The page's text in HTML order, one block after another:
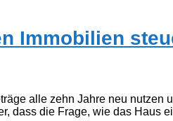
Immobilien
alle zehn Jahre neu nutzen
dass die Frage, wie das Haus